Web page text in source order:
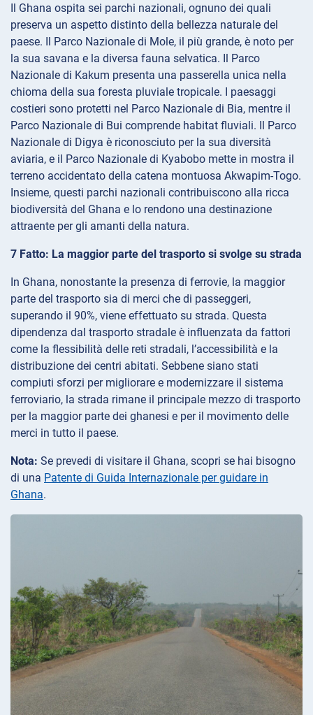
Il Ghana ospita sei parchi nazionali, ognuno dei quali
preserva un aspetto distinto della bellezza naturale del
paese. Il Parco Nazionale di Mole, il più grande, è noto per
la sua savana e la diversa fauna selvatica. Il Parco
Nazionale di Kakum presenta una passerella unica nella
chioma della sua foresta pluviale tropicale. I paesaggi
costieri sono protetti nel Parco Nazionale di Bia, mentre il
Parco Nazionale di Bui comprende habitat fluviali. Il Parco
Nazionale di Digya è riconosciuto per la sua diversità
aviaria, e il Parco Nazionale di Kyabobo mette in mostra il
terreno accidentato della catena montuosa Akwapim-Togo.
Insieme, questi parchi nazionali contribuiscono alla ricca
biodiversità del Ghana e lo rendono una destinazione
attraente per gli amanti della natura.
7 Fatto: La maggior parte del trasporto si svolge su strada
In Ghana, nonostante la presenza di ferrovie, la maggior
parte del trasporto sia di merci che di passeggeri,
superando il 90%, viene effettuato su strada. Questa
dipendenza dal trasporto stradale è influenzata da fattori
come la flessibilità delle reti stradali, l’accessibilità e la
distribuzione dei centri abitati. Sebbene siano stati
compiuti sforzi per migliorare e modernizzare il sistema
ferroviario, la strada rimane il principale mezzo di trasporto
per la maggior parte dei ghanesi e per il movimento delle
merci in tutto il paese.
Nota: Se prevedi di visitare il Ghana, scopri se hai bisogno
di una Patente di Guida Internazionale per guidare in
Ghana.